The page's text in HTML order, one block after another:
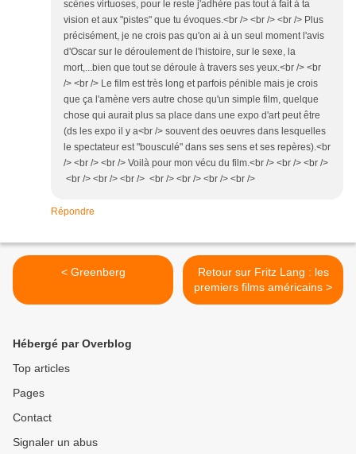
scènes virtuoses, pour le reste j'adhère pas tout à fait à ta
vision et aux "pistes" que tu évoques.<br /> <br /> <br /> Plus
précisément, je ne crois pas qu'on ai à un seul moment l'avis
d'Oscar sur le déroulement de l'histoire, sur le sexe, la
mort,...bien que tout se déroule à travers ses yeux.<br /> <br
/> <br /> Le film est très long et parfois pénible mais je crois
que ça l'amène vers autre chose qu'un simple film, quelque
chose qui aurait plus sa place dans une expo d'art peut être
(ds les expo il y a<br /> souvent des oeuvres dans lesquelles
le spectateur est "bousculé" dans ses sens et ses repères).<br
/> <br /> <br /> Voilà pour mon vécu du film.<br /> <br /> <br />
<br /> <br /> <br /> <br /> <br /> <br /> <br />
Répondre
< Greenberg
Retour sur Fritz Lang : les
premiers films américains >
Hébergé par Overblog
Top articles
Pages
Contact
Signaler un abus